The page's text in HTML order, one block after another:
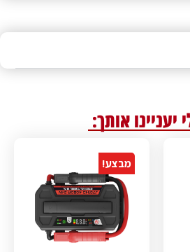
יעניינו אותך:
מבצע!